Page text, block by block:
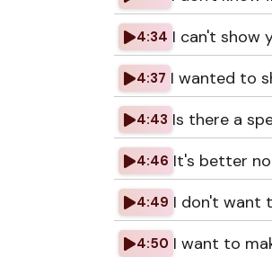
4:34 I can't show
4:37 I wanted to
4:43 Is there a
4:46 It's better
4:49 I don't want
4:50 I want to